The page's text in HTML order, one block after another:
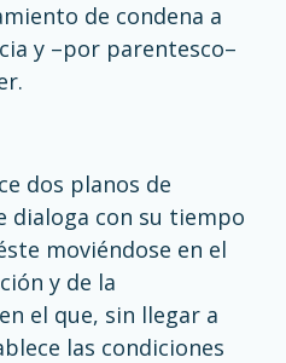
de condena a
y –por parentesco–
dos planos de
dialoga con su tiempo
moviéndose en el
y de la
el que, sin llegar a
las condiciones